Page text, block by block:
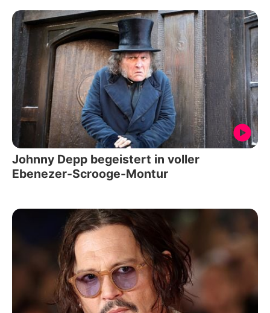
Johnny Depp begeistert in voller
Ebenezer-Scrooge-Montur